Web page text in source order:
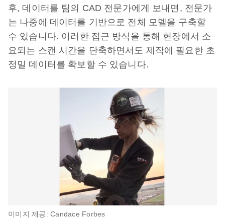
후, 데이터를 팀의 CAD 전문가에게 보내면, 전문가
는 나중에 데이터를 기반으로 전체 모델을 구축할
수 있습니다. 이러한 접근 방식을 통해 현장에서 소
요되는 스캔 시간을 단축하면서도 제작에 필요한 초
정밀 데이터를 확보할 수 있습니다.
이미지 제공: Candace Forbes